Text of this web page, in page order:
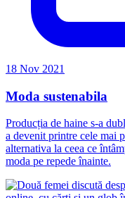
18 Nov 2021
Moda sustenabila
Producția de haine s-a
a devenit printre cele mai
alternativa la ceea ce
moda pe repede înainte.